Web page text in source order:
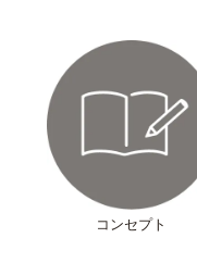
コンセプト